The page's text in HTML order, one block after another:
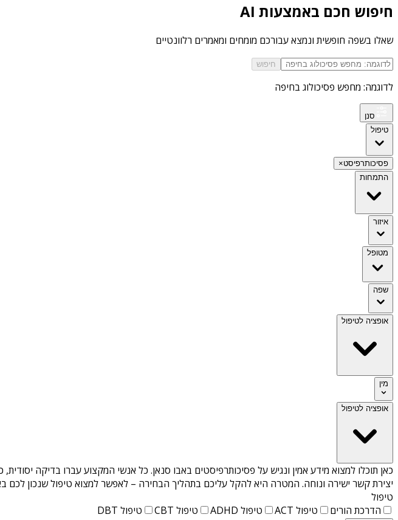
חיפוש חכם באמצעות AI
שאלו בשפה חופשית ונמצא עבורכם מומחים ומאמרים רלוונטיים
חיפוש
לדוגמה: מחפש פסיכולוג בחיפה
סנן
טיפול
פסיכותרפיסט×
התמחות
איזור
מטופל
שפה
אופציה לטיפול
מין
אופציה לטיפול
כאן תוכלו למצוא מידע אמין ונגיש על פסיכותרפיסטים באבו סנאן. כל אנשי המקצוע עברו בדיקה
יצירת קשר ישירה ונוחה. המטרה היא להקל עליכם בתהליך הבחירה – לאפשר למצוא טיפול שנכון
טיפול
הדרכת הורים
טיפול ACT טיפול ADHD טיפול CBT טיפול DBT